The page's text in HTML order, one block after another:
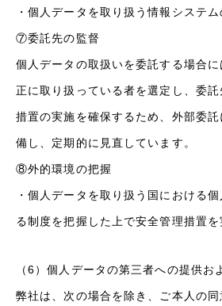
・個人データを取り扱う情報システ
⑦委託先の監督
個人データの取扱いを委託する場合
正に取り扱っている者を選定し、委
措置の実施を確保するため、外部委
備し、定期的に見直しています。
⑧外的環境の把握
・個人データを取り扱う国における
る制度を把握した上で安全管理措置を
（6）個人データの第三者への提供お
弊社は、次の場合を除き、ご本人の同